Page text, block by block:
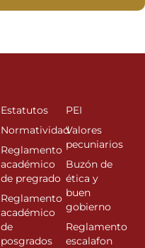
Estatutos
Normatividad
Reglamento
académico
de pregrado
Reglamento
académico
de
posgrados
PEI
Valores
pecuniarios
Buzón de
ética y
buen
gobierno
Reglamento
escalafon